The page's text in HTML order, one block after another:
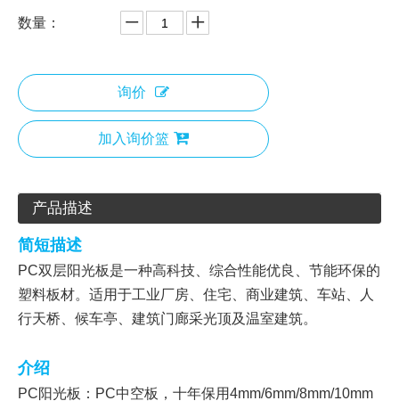
数量：
询价
加入询价篮
产品描述
简短描述
PC双层阳光板是一种高科技、综合性能优良、节能环保的
塑料板材。适用于工业厂房、住宅、商业建筑、车站、人
行天桥、候车亭、建筑门廊采光顶及温室建筑。
介绍
PC阳光板：PC中空板，十年保用4mm/6mm/8mm/10mm